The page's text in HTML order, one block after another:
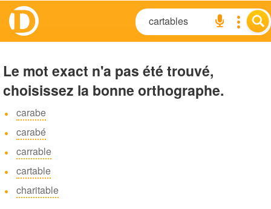
Le mot exact n'a pas été trouvé,
choisissez la bonne orthographe.
carabe
carabé
carrable
cartable
charitable